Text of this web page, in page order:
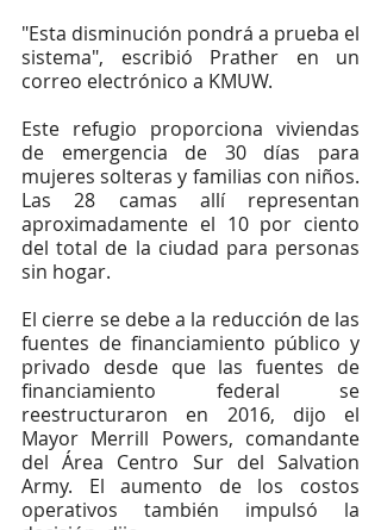
"Esta disminución pondrá a prueba el
sistema", escribió Prather en un
correo electrónico a KMUW.
Este refugio proporciona viviendas
de emergencia de 30 días para
mujeres solteras y familias con niños.
Las 28 camas allí representan
aproximadamente el 10 por ciento
del total de la ciudad para personas
sin hogar.
El cierre se debe a la reducción de las
fuentes de financiamiento público y
privado desde que las fuentes de
financiamiento federal se
reestructuraron en 2016, dijo el
Mayor Merrill Powers, comandante
del Área Centro Sur del Salvation
Army. El aumento de los costos
operativos también impulsó la